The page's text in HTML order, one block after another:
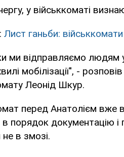
у військкоматі
Лист ганьби:
ми відправляємо людям
мобілізації", -
Леонід Шкур.
перед Анатолієм
порядок документацію і
в змозі.